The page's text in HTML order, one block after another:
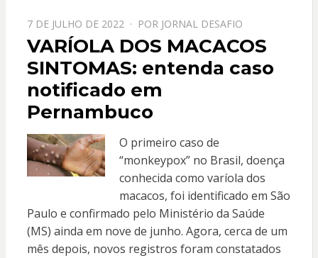
PPOSTADO
EM
7 DE JULHO DE 2022 POR JORNAL DESAFIO
VARÍOLA DOS MACACOS
SINTOMAS: entenda caso
notificado em
Pernambuco
O primeiro caso de
“monkeypox” no Brasil, doença
conhecida como varíola dos
macacos, foi identificado em São
Paulo e confirmado pelo Ministério da Saúde
(MS) ainda em nove de junho. Agora, cerca de um
mês depois, novos registros foram constatados